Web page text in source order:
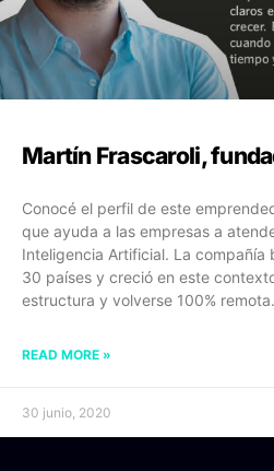
Martín Frascaroli,
Conocé el perfil de este
que ayuda a las empresas a
Inteligencia Artificial. La compañía
30 países y creció en este
estructura y volverse 100% remota.
READ MORE »
30 junio, 2020